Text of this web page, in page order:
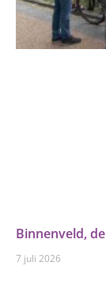
Binnenveld,
7 juli 2026